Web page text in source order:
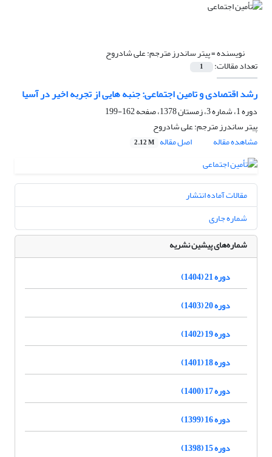
نویسنده =پیتر ساندرز مترجم: علی شادروح
تعداد مقالات: 1
رشد اقتصادی و تامین اجتماعی: جنبه هایی از تجربه اخیر در آسیا
دوره 1، شماره 3، زمستان 1378، صفحه
162-199
پیتر ساندرز مترجم: علی شادروح
مشاهده مقاله
اصل مقاله 2.12 M
مقالات آماده انتشار
شماره جاری
شماره‌های پیشین نشریه
دوره 21 (1404)
دوره 20 (1403)
دوره 19 (1402)
دوره 18 (1401)
دوره 17 (1400)
دوره 16 (1399)
دوره 15 (1398)